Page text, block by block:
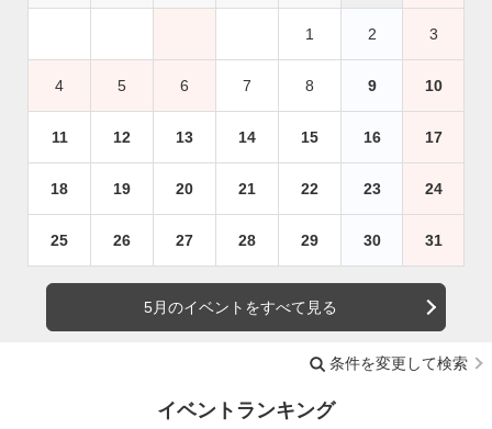
1 2 3
4 5 6 7 8 9 10
11 12 13 14 15 16 17
18 19 20 21 22 23 24
25 26 27 28 29 30 31
5月のイベントをすべて見る
条件を変更して検索
イベントランキング